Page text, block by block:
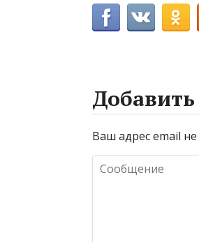
Ваш адрес email